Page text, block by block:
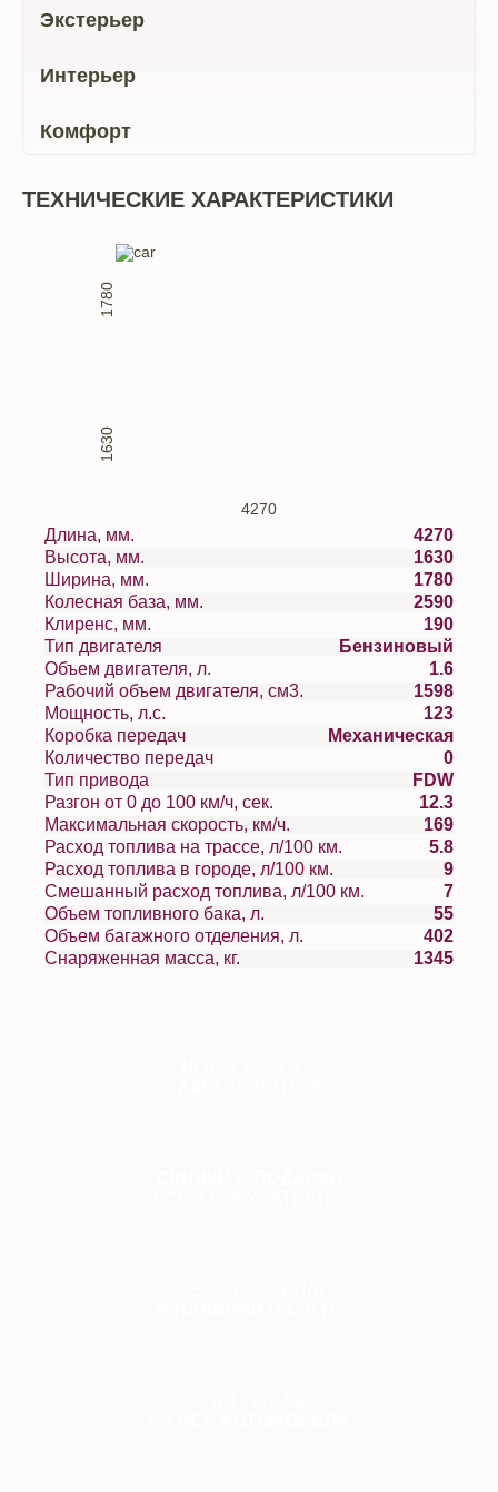
Экстерьер
Интерьер
Комфорт
ТЕХНИЧЕСКИЕ ХАРАКТЕРИСТИКИ
4270
1630
1780
Длина, мм.
4270
Высота, мм.
1630
Ширина, мм.
1780
Колесная база, мм.
2590
Клиренс, мм.
190
Тип двигателя
Бензиновый
Объем двигателя, л.
1.6
Рабочий объем двигателя, см3.
1598
Мощность, л.с.
123
Коробка передач
Механическая
Количество передач
0
Тип привода
FDW
Разгон от 0 до 100 км/ч, сек.
12.3
Максимальная скорость, км/ч.
169
Расход топлива на трассе, л/100 км.
5.8
Расход топлива в городе, л/100 км.
9
Смешанный расход топлива, л/100 км.
7
Объем топливного бака, л.
55
Объем багажного отделения, л.
402
Снаряженная масса, кг.
1345